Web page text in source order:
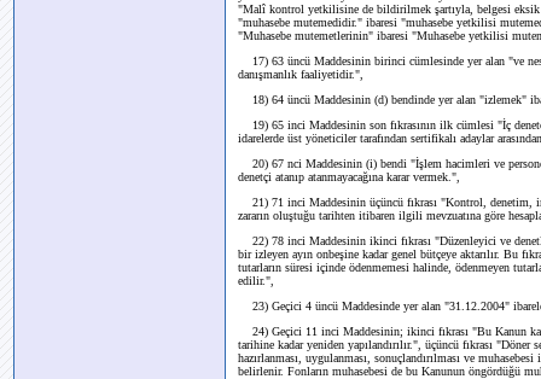
"Malî kontrol yetkilisine de bildirilmek şartıyla, belgesi eksik
"muhasebe mutemedidir." ibaresi "muhasebe yetkilisi
"Muhasebe mutemetlerinin" ibaresi "Muhasebe yetkilisi
17) 63 üncü Maddesinin birinci cümlesinde yer alan "ve
danışmanlık faaliyetidir.",
18) 64 üncü Maddesinin (d) bendinde yer alan "izlemek"
19) 65 inci Maddesinin son fıkrasının ilk cümlesi "İç
idarelerde üst yöneticiler tarafından sertifikalı adaylar
20) 67 nci Maddesinin (i) bendi "İşlem hacimleri ve
denetçi atanıp atanmayacağına karar vermek.",
21) 71 inci Maddesinin üçüncü fıkrası "Kontrol, denetim,
zararın oluştuğu tarihten itibaren ilgili mevzuatına göre
22) 78 inci Maddesinin ikinci fıkrası "Düzenleyici ve
bir izleyen ayın onbeşine kadar genel bütçeye aktarılır. Bu
tutarların süresi içinde ödenmemesi halinde, ödenmeyen
edilir.",
23) Geçici 4 üncü Maddesinde yer alan "31.12.2004"
24) Geçici 11 inci Maddesinin; ikinci fıkrası "Bu Kanun
tarihine kadar yeniden yapılandırılır.", üçüncü fıkrası "Döner
hazırlanması, uygulanması, sonuçlandırılması ve
belirlenir. Fonların muhasebesi de bu Kanunun öngördüğü